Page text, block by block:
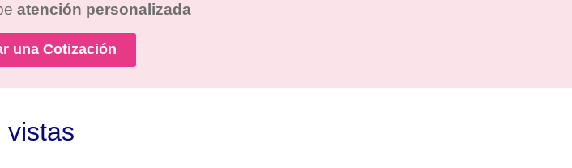
atención personalizada
una Cotización
vistas